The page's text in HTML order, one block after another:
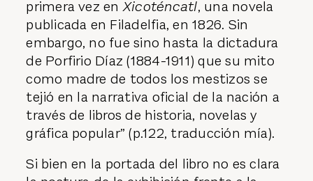
primera vez enXicoténcatl, una novela
publicada en Filadelfia, en 1826. Sin
embargo, no fue sino hasta la dictadura
de Porfirio Díaz (1884-1911) que su mito
como madre de todos los mestizos se
tejió en la narrativa oficial de la nación a
través de libros de historia, novelas y
gráfica popular” (p.122, traducción mía).
Si bien en la portada del libro no es clara